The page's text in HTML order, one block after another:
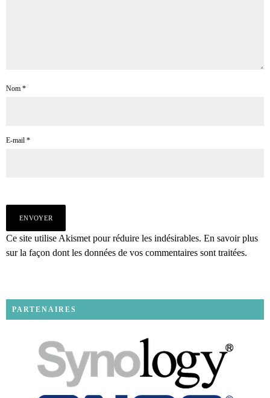
Nom *
E-mail *
Ce site utilise Akismet pour réduire les indésirables. En savoir plus
sur la façon dont les données de vos commentaires sont traitées.
PARTENAIRES